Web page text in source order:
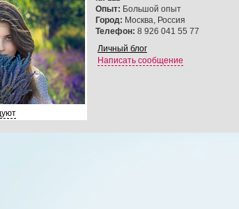
Опыт: Большой опыт
Город: Москва, Россия
Телефон: 8 926 041 55 77
Личный блог
Написать сообщение